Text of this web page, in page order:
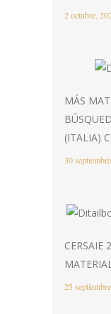
2 octubre,
MÁS
(ITALIA)
30
CERSAIE
25